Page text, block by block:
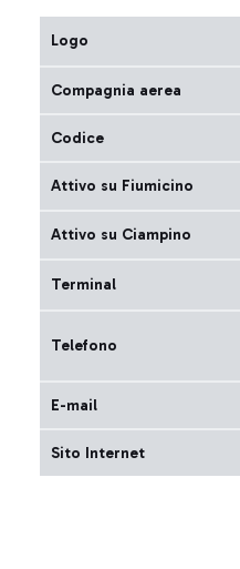
Logo
Compagnia aerea
Codice
Attivo su Fiumicino
Attivo su Ciampino
Terminal
Telefono
E-mail
Sito Internet